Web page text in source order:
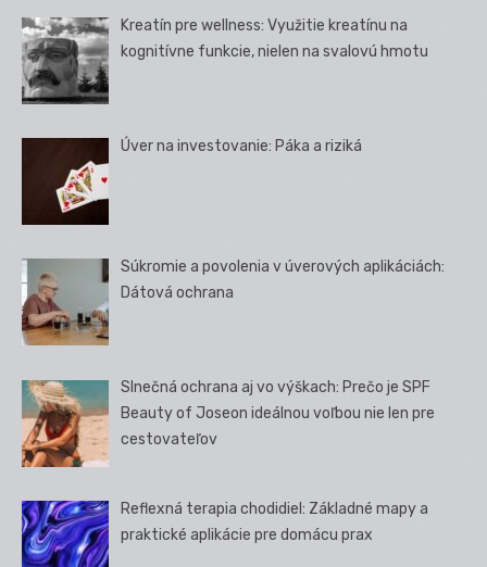
Kreatín pre wellness: Využitie kreatínu na
kognitívne funkcie, nielen na svalovú hmotu
Úver na investovanie: Páka a riziká
Súkromie a povolenia v úverových aplikáciách:
Dátová ochrana
Slnečná ochrana aj vo výškach: Prečo je SPF
Beauty of Joseon ideálnou voľbou nie len pre
cestovateľov
Reflexná terapia chodidiel: Základné mapy a
praktické aplikácie pre domácu prax